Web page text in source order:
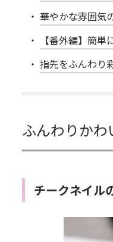
華やかな雰囲気
【番外編】簡
指先をふんわり
ふんわりかわ
チークネイル